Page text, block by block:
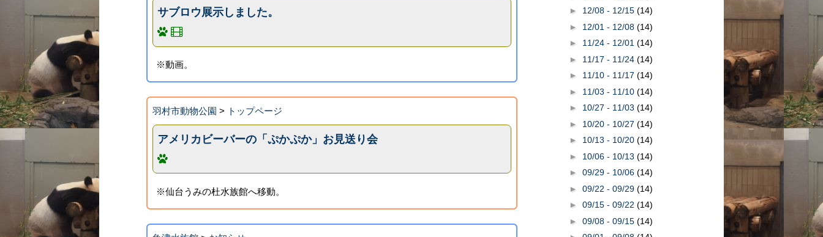
サブロウ展示しました。
※動画。
羽村市動物公園 > トップページ
アメリカビーバーの「ぷかぷか」お見送り会
※仙台うみの杜水族館へ移動。
► 12/08 - 12/15 (14)
► 12/01 - 12/08 (14)
► 11/24 - 12/01 (14)
► 11/17 - 11/24 (14)
► 11/10 - 11/17 (14)
► 11/03 - 11/10 (14)
► 10/27 - 11/03 (14)
► 10/20 - 10/27 (14)
► 10/13 - 10/20 (14)
► 10/06 - 10/13 (14)
► 09/29 - 10/06 (14)
► 09/22 - 09/29 (14)
► 09/15 - 09/22 (14)
► 09/08 - 09/15 (14)